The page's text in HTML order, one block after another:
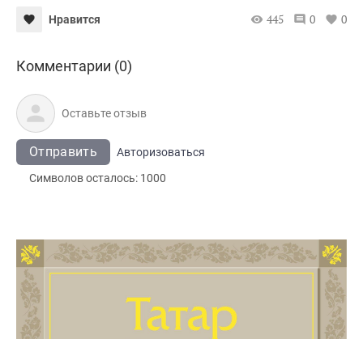
Нравится 445 0 0
Комментарии (0)
Отправить
Авторизоваться
Символов осталось: 1000